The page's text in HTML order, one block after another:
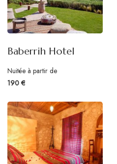
Baberrih Hotel
Nuitée à partir de
190 €